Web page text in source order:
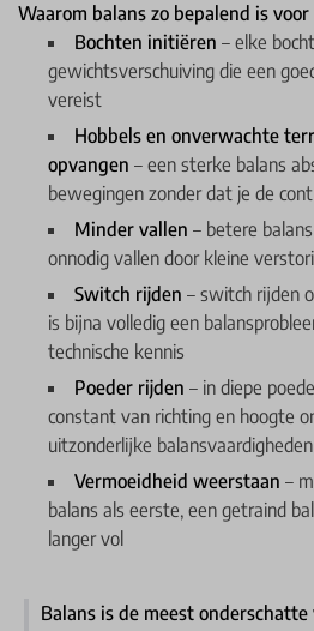
Waarom balans zo bepalend is
Bochten initiëren – elke
gewichtsverschuiving die een
vereist
Hobbels en onverwachte
opvangen – een sterke balans
bewegingen zonder dat je de
Minder vallen – betere
onnodig vallen door kleine
Switch rijden – switch rijden
is bijna volledig een
technische kennis
Poeder rijden – in diepe
constant van richting en hoogte
uitzonderlijke
Vermoeidheid weerstaan –
balans als eerste, een getraind
langer vol
Balans is de meest